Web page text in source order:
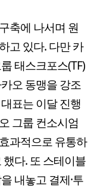
축에 나서며 원
고 있다. 다만 카
태스크포스(TF)
오 동맹을 강조
표는 이달 진행
그룹 컨소시엄
과적으로 유통하
다. 또 스테이블
내놓고 결제·투